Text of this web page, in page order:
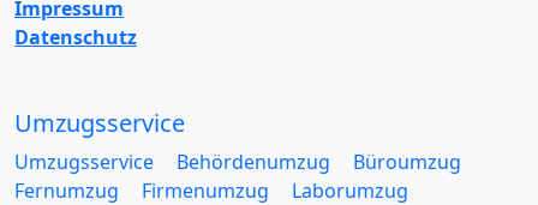
Impressum
Datenschutz
Umzugsservice
Umzugsservice Behördenumzug
Büroumzug
Fernumzug
Firmenumzug
Laborumzug